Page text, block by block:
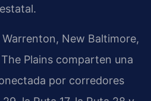
New Baltimore,
Plains comparten una
por corredores